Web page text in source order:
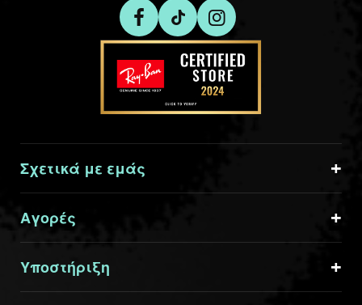
Σχετικά με εμάς
Αγορές
Υποστήριξη